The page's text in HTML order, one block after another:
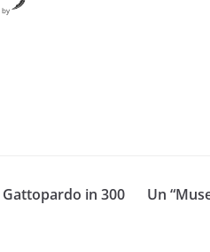
by
in 300
Un